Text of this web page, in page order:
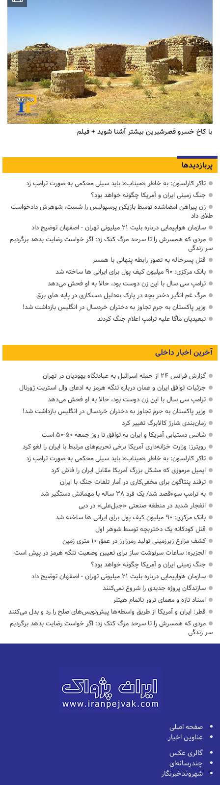
با کاخ خسرو قصرشیرین بیشتر آشنا شوید + فیلم
پربازدیدها
تاکر کارلسون: به خاطر «میناب» باید سیلی محکمی به صورت ترامپ زد
جنگ زمینی ایران و آمریکا چگونه خواهد بود؟
زن پیراهن امضاشده توسط بازیکن پرسپولیس را شست، شوهرش دادخواست
طلاق داد
سازمان هواپیمایی درباره بلیت ۲۱ میلیونی تهران - اصفهان توضیح داد
مردی که همسرش را تا سرحد مرگ کتک زد: اگر خواست رضایت بدهد برگردیم
سر زندگی
قتل پسرخاله به تصور رابطه پنهانی با همسر
بانک مرکزی: ۹۰ میلیون کیف پول برای ایرانی ها ساخته شد
ترامپ سی سال با این زن دوست بود، حالا به او فحش می‌دهد
مرگ غم انگیز دختر بچه در پارک به‌دلیل دستکاری در پایه های برق
وزیر پاکستان به جرم تجاوز به دختران خردسال در انگلیس بازداشت شد!
تبعیدیان ماگا علیه ترامپ اعلام جنگ کردند
آخرین اخبار داخلی
گزارش فرانس ۲۴ از حمله اسرائیل به عبادتگاه یهودیان در تهران
جزئیات توافق ایران و عمان درباره تنگه هرمز به ادعای وال استریت ژورنال
ترامپ سی سال با این زن دوست بود، حالا به او فحش می‌دهد
وزیر پاکستان به جرم تجاوز به دختران خردسال در انگلیس بازداشت شد!
زمان‌بندی شارژ کالابرگ تغییر کرد
شانس دستیابی آمریکا و ایران به توافق تا روز جمعه ۵۰-۵۰ است
رویترز: وزارت خزانه‌داری آمریکا برخی تحریم‌های مرتبط با ایران را لغو کرد
تاکر کارلسون: به خاطر «میناب» باید سیلی محکمی به صورت ترامپ زد
ایمیل مرموزی که مشکل بزرگ آمریکا مقابل ایران را فاش کرد
ترفند پنتاگون برای مخفی‌کاری در آمار تلفات جنگ با ایران
به ترامپ سوءقصد شد/ یک فرد ۳۸ ساله با مهماتش دستگیر شد
انفجار شدید در منطقه صنعتی «جبل‌علی» در دبی
بانک مرکزی: ۹۰ میلیون کیف پول برای ایرانی ها ساخته شد
قتل کودکانه یک دختربچه توسط شوهر اول
کشف مزارع زیرزمینی تولید رمرزارز در عمق ۱۰ متری زمین
الجزیره: ساعات سرنوشت ساز برای تعیین وضعیت تنگه هرمز در پیش است
جنگ زمینی ایران و آمریکا چگونه خواهد بود؟
سازمان هواپیمایی درباره بلیت ۲۱ میلیونی تهران - اصفهان توضیح داد
سازندگان پروژه جدیدی را شروع نمی‌کنند
اسناد تازه و معمای ترور ناتمام هیتلر
قطر: ایران و آمریکا از طریق واسطه‌ها پیش‌نویس‌های صلح را رد و بدل می‌کنند
مردی که همسرش را تا سرحد مرگ کتک زد: اگر خواست رضایت بدهد برگردیم
سر زندگی
صفحه اصلی
عناوین اخبار
گالری عکس
چندرسانه‌ای
شهروندخبرنگار